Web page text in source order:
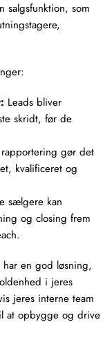
salgsfunktion, som
Leads bliver
skridt, før de
gør det
kvalificeret og
sælgere kan
og closing frem
en god løsning,
i jeres
jeres interne team
at opbygge og drive